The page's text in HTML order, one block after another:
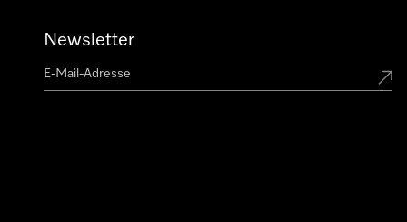
Newsletter